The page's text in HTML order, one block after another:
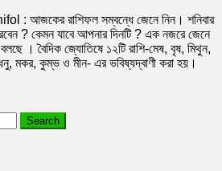
: আজকের রাশিফল সম্বন্ধে জেনে নিন। শনিবার
? কেমন যাবে আপনার দিনটি ? এক নজরে জেনে
। বৈদিক জ্যোতিষে ১২টি রাশি-মেষ, বৃষ, মিথুন,
মকর, কুম্ভ ও মীন- এর ভবিষ্যদ্বাণী করা হয়।